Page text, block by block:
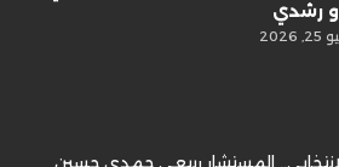
رشدي
2026
المستشار ربيعي حمدي حسين